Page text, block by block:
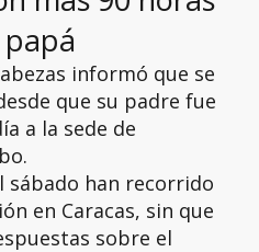
informó que se
que su padre fue
a la sede de
sábado han recorrido
en Caracas, sin que
sobre el